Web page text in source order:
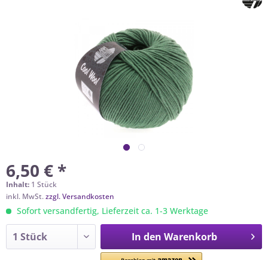
6,50 € *
Inhalt: 1 Stück
inkl. MwSt.zzgl. Versandkosten
Sofort versandfertig, Lieferzeit ca. 1-3 Werktage
In den Warenkorb